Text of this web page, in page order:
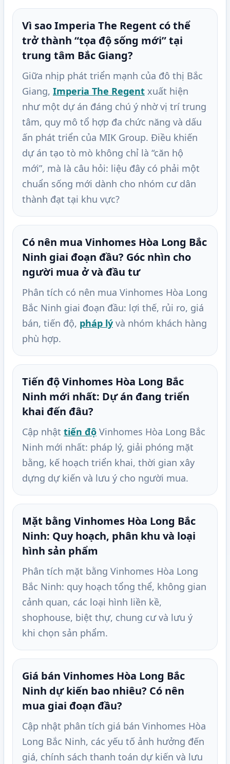
Vì sao Imperia The Regent có thể
trở thành “tọa độ sống mới” tại
trung tâm Bắc Giang?
Giữa nhịp phát triển mạnh của đô thị Bắc
Giang, Imperia The Regent xuất hiện
như một dự án đáng chú ý nhờ vị trí trung
tâm, quy mô tổ hợp đa chức năng và dấu
ấn phát triển của MIK Group. Điều khiến
dự án tạo tò mò không chỉ là “căn hộ
mới”, mà là câu hỏi: liệu đây có phải một
chuẩn sống mới dành cho nhóm cư dân
thành đạt tại khu vực?
Có nên mua Vinhomes Hòa Long Bắc
Ninh giai đoạn đầu? Góc nhìn cho
người mua ở và đầu tư
Phân tích có nên mua Vinhomes Hòa Long
Bắc Ninh giai đoạn đầu: lợi thế, rủi ro, giá
bán, tiến độ, pháp lý và nhóm khách hàng
phù hợp.
Tiến độ Vinhomes Hòa Long Bắc
Ninh mới nhất: Dự án đang triển
khai đến đâu?
Cập nhật tiến độ Vinhomes Hòa Long Bắc
Ninh mới nhất: pháp lý, giải phóng mặt
bằng, kế hoạch triển khai, thời gian xây
dựng dự kiến và lưu ý cho người mua.
Mặt bằng Vinhomes Hòa Long Bắc
Ninh: Quy hoạch, phân khu và loại
hình sản phẩm
Phân tích mặt bằng Vinhomes Hòa Long
Bắc Ninh: quy hoạch tổng thể, không gian
cảnh quan, các loại hình liền kề,
shophouse, biệt thự, chung cư và lưu ý
khi chọn sản phẩm.
Giá bán Vinhomes Hòa Long Bắc
Ninh dự kiến bao nhiêu? Có nên
mua giai đoạn đầu?
Cập nhật phân tích giá bán Vinhomes Hòa
Long Bắc Ninh, các yếu tố ảnh hưởng đến
giá, chính sách thanh toán dự kiến và lưu